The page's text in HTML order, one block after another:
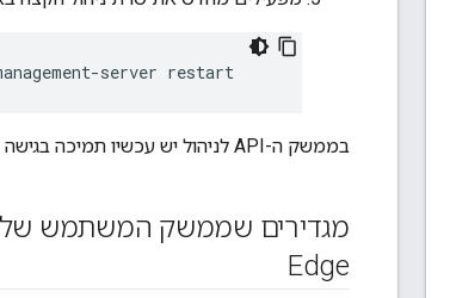
server restart
בממשק ה-API לניהול יש עכשיו תמיכה בגישה באמצעות TLS.
Edge